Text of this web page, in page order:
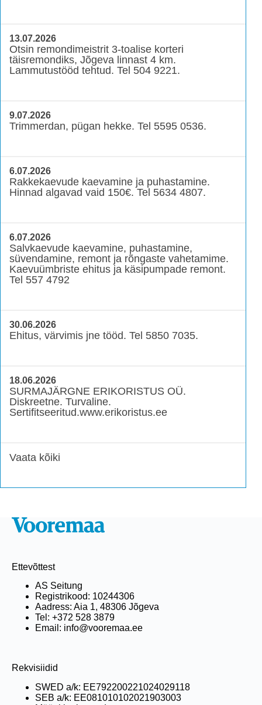
13.07.2026
Otsin remondimeistrit 3-toalise korteri
täisremondiks, Jõgeva linnast 4 km.
Lammutustööd tehtud. Tel 504 9221.
9.07.2026
Trimmerdan, pügan hekke. Tel 5595 0536.
6.07.2026
Rakkekaevude kaevamine ja puhastamine.
Hinnad algavad vaid 150€. Tel 5634 4807.
6.07.2026
Salvkaevude kaevamine, puhastamine,
süvendamine, remont ja rõngaste vahetamime.
Kaevuümbriste ehitus ja käsipumpade remont.
Tel 557 4792
30.06.2026
Ehitus, värvimis jne tööd. Tel 5850 7035.
18.06.2026
SURMAJÄRGNE ERIKORISTUS OÜ.
Diskreetne. Turvaline.
Sertifitseeritud.www.erikoristus.ee
Vaata kõiki
Ettevõttest
AS Seitung
Registrikood: 10244306
Aadress: Aia 1, 48306 Jõgeva
Tel: +372 528 3879
Email: info@vooremaa.ee
Rekvisiidid
SWED a/k: EE792200221024029118
SEB a/k: EE081010102021903003